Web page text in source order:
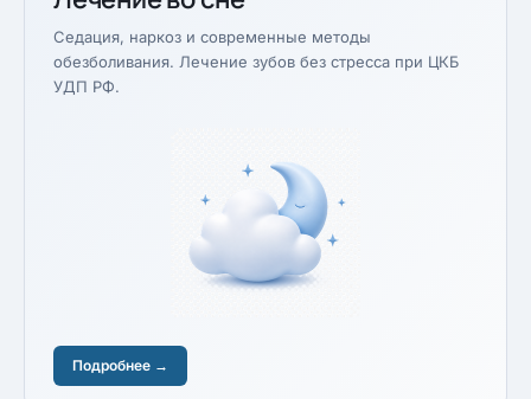
Седация, наркоз и современные методы
обезболивания. Лечение зубов без стресса при ЦКБ
УДП РФ.
Подробнее →